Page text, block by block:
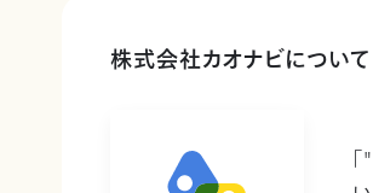
株式会社カオナビについて